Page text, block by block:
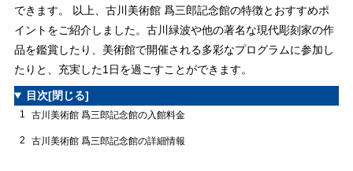
できます。 以上、古川美術館 爲三郎記念館の特徴とおすすめポ
イントをご紹介しました。古川緑波や他の著名な現代彫刻家の作
品を鑑賞したり、美術館で開催される多彩なプログラムに参加し
たりと、充実した1日を過ごすことができます。
目次[閉じる]
1 古川美術館 爲三郎記念館の入館料金
2 古川美術館 爲三郎記念館の詳細情報